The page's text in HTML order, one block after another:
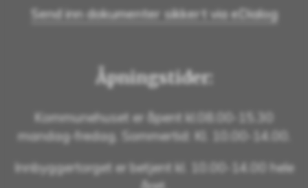
Send inn dokumenter sikkert via eDialog
Åpningstider:
Kommunehuset er åpent kl.08.00-15.30
mandag-fredag. Sommertid: Kl. 10.00-14.00.
Innbyggertorget er betjent kl. 10.00-14.00 hele